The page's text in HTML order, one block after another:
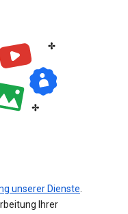
unserer Dienste
Ihrer